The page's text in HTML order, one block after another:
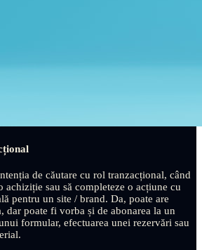
de căutare cu rol tranzacțional, când
achiziție sau să completeze o acțiune cu
pentru un site / brand. Da, poate are
dar poate fi vorba și de abonarea la un
formular, efectuarea unei rezervări sau